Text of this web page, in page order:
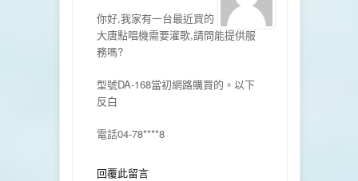
你好,我家有一台最近買的
大唐點唱機需要灌歌,請問能提供服
務嗎?
型號DA-168當初網路購買的。以下
反白
電話04-78****8
回覆此留言